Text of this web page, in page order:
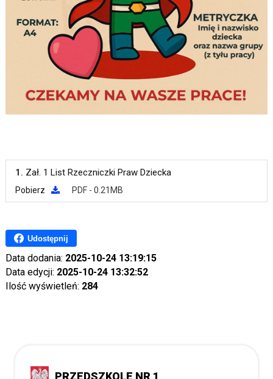
1. Zał. 1 List Rzeczniczki Praw Dziecka
Pobierz PDF - 0.21MB
Udostępnij
Data dodania: 2025-10-24 13:19:15
Data edycji: 2025-10-24 13:32:52
Ilość wyświetleń: 284